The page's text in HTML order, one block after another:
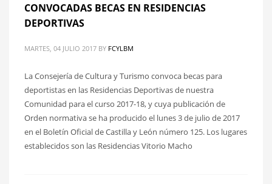
CONVOCADAS BECAS EN RESIDENCIAS
DEPORTIVAS
MARTES, 04 JULIO 2017 BY FCYLBM
La Consejería de Cultura y Turismo convoca becas para
deportistas en las Residencias Deportivas de nuestra
Comunidad para el curso 2017-18, y cuya publicación de
Orden normativa se ha producido el lunes 3 de julio de 2017
en el Boletín Oficial de Castilla y León número 125. Los lugares
establecidos son las Residencias Vitorio Macho